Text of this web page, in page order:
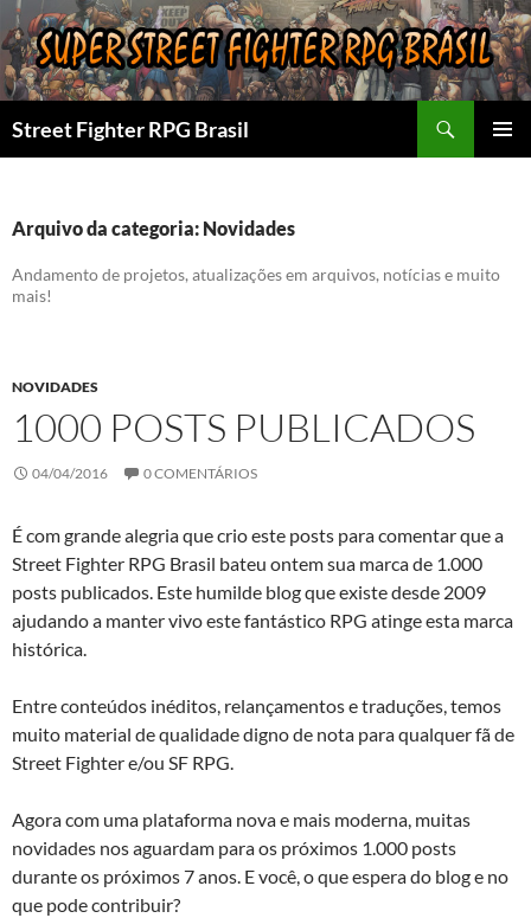
Pular
para
o
conteúdo
Street Fighter RPG Brasil
Arquivo da categoria: Novidades
Andamento de projetos, atualizações em arquivos, notícias e muito
mais!
NOVIDADES
1000 POSTS PUBLICADOS
04/04/2016 0 COMENTÁRIOS
É com grande alegria que crio este posts para comentar que a
Street Fighter RPG Brasil bateu ontem sua marca de 1.000
posts publicados. Este humilde blog que existe desde 2009
ajudando a manter vivo este fantástico RPG atinge esta marca
histórica.
Entre conteúdos inéditos, relançamentos e traduções, temos
muito material de qualidade digno de nota para qualquer fã de
Street Fighter e/ou SF RPG.
Agora com uma plataforma nova e mais moderna, muitas
novidades nos aguardam para os próximos 1.000 posts
durante os próximos 7 anos. E você, o que espera do blog e no
que pode contribuir?